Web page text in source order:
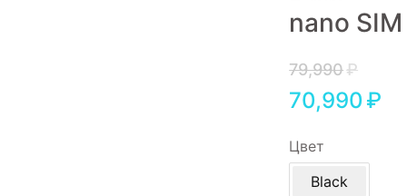
nano SIM
79,990₽
70,990₽
Цвет
Black